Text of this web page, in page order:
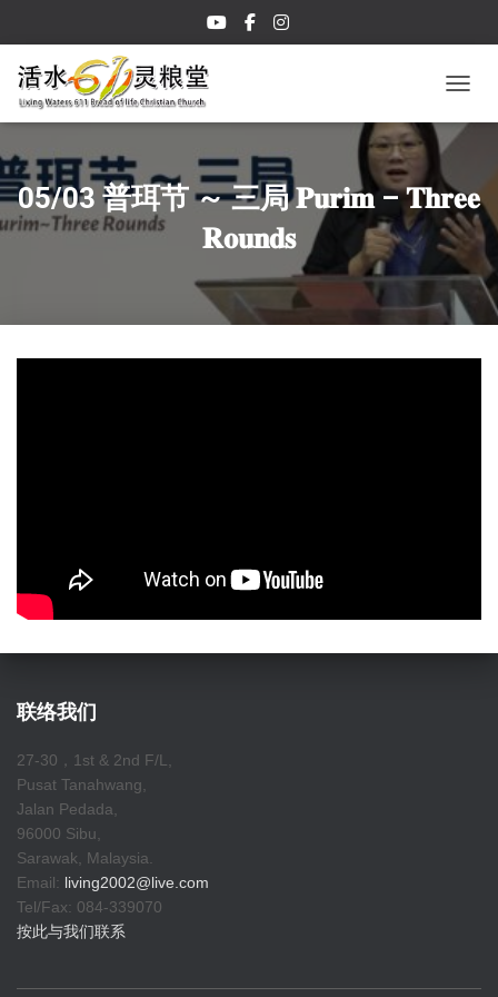
05/03 普珥节 ～ 三局 𝐏𝐮𝐫𝐢𝐦 – 𝐓𝐡𝐫𝐞𝐞
𝐑𝐨𝐮𝐧𝐝𝐬
联络我们
27-30，1st & 2nd F/L,
Pusat Tanahwang,
Jalan Pedada,
96000 Sibu,
Sarawak, Malaysia.
Email: living2002@live.com
Tel/Fax: 084-339070
按此与我们联系